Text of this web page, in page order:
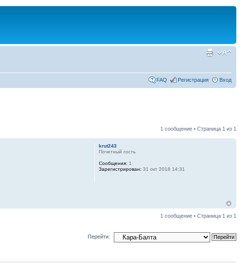
FAQ Регистрация Вход
1 сообщение • Страница 1 из 1
krut243
Почетный гость
Сообщения: 1
Зарегистрирован: 31 окт 2018 14:31
1 сообщение • Страница 1 из 1
Перейти: